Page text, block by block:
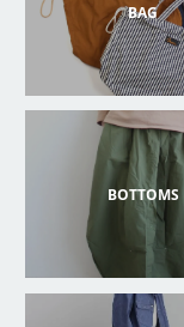
BAG
BOTTOMS